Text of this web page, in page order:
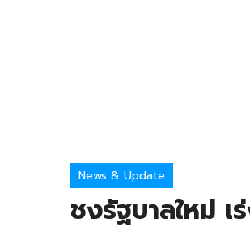
News & Update
ชงรัฐบาลใหม่ เ